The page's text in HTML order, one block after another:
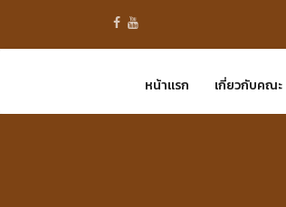
content
หน้าแรก
เกี่ยวกับคณะ